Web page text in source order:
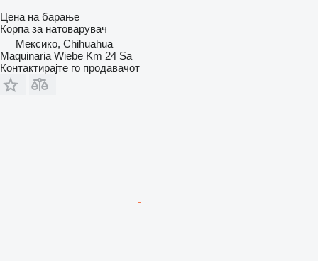
Цена на барање
Корпа за натоварувач
Мексико, Chihuahua
Maquinaria Wiebe Km 24 Sa
Контактирајте го продавачот